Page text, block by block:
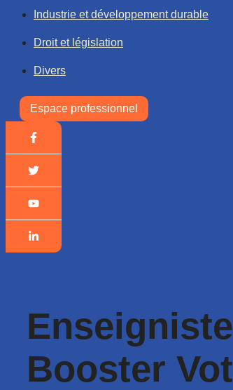
Industrie et développement durable
Droit et législation
Divers
Espace professionnel
Booster